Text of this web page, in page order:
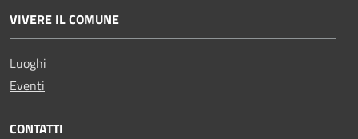
VIVERE IL COMUNE
Luoghi
Eventi
CONTATTI